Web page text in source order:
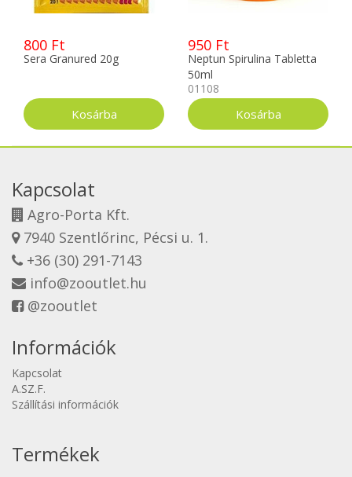
800 Ft
Sera Granured 20g
950 Ft
Neptun Spirulina Tabletta
50ml
01108
Kapcsolat
Agro-Porta Kft.
7940 Szentlőrinc, Pécsi u. 1.
+36 (30) 291-7143
info@zooutlet.hu
@zooutlet
Információk
Kapcsolat
A.SZ.F.
Szállítási információk
Termékek